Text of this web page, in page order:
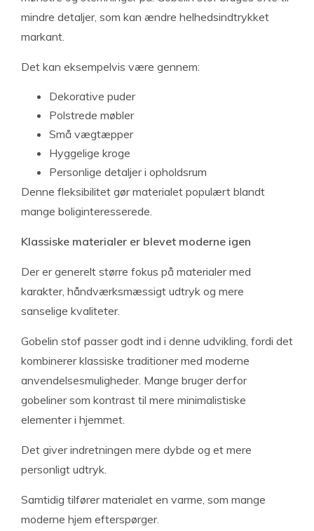
mindre detaljer, som kan ændre helhedsindtrykket
markant.
Det kan eksempelvis være gennem:
Dekorative puder
Polstrede møbler
Små vægtæpper
Hyggelige kroge
Personlige detaljer i opholdsrum
Denne fleksibilitet gør materialet populært blandt
mange boliginteresserede.
Klassiske materialer er blevet moderne igen
Der er generelt større fokus på materialer med
karakter, håndværksmæssigt udtryk og mere
sanselige kvaliteter.
Gobelin stof passer godt ind i denne udvikling, fordi det
kombinerer klassiske traditioner med moderne
anvendelsesmuligheder. Mange bruger derfor
gobeliner som kontrast til mere minimalistiske
elementer i hjemmet.
Det giver indretningen mere dybde og et mere
personligt udtryk.
Samtidig tilfører materialet en varme, som mange
moderne hjem efterspørger.